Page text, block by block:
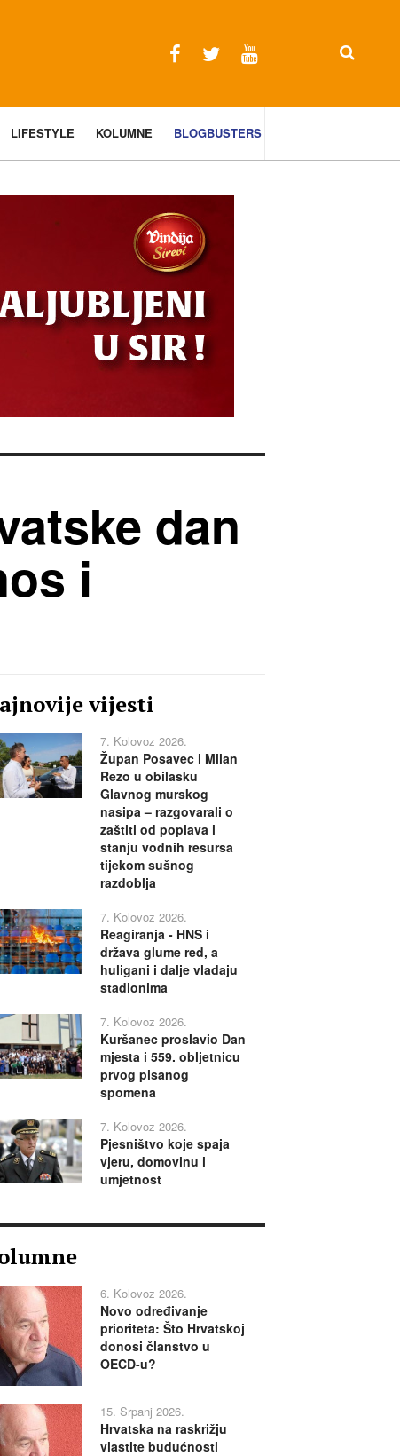
LIFESTYLE KOLUMNE BLOGBUSTERS
dan
i
vijesti
7. Kolovoz 2026.
Župan Posavec i Milan
Rezo u obilasku
Glavnog murskog
nasipa – razgovarali o
zaštiti od poplava i
stanju vodnih resursa
tijekom sušnog
razdoblja
7. Kolovoz 2026.
Reagiranja - HNS i
država glume red, a
huligani i dalje vladaju
stadionima
7. Kolovoz 2026.
Kuršanec proslavio Dan
mjesta i 559. obljetnicu
prvog pisanog
spomena
7. Kolovoz 2026.
Pjesništvo koje spaja
vjeru, domovinu i
umjetnost
6. Kolovoz 2026.
Novo određivanje
prioriteta: Što Hrvatskoj
donosi članstvo u
OECD-u?
15. Srpanj 2026.
Hrvatska na raskrižju
vlastite budućnosti